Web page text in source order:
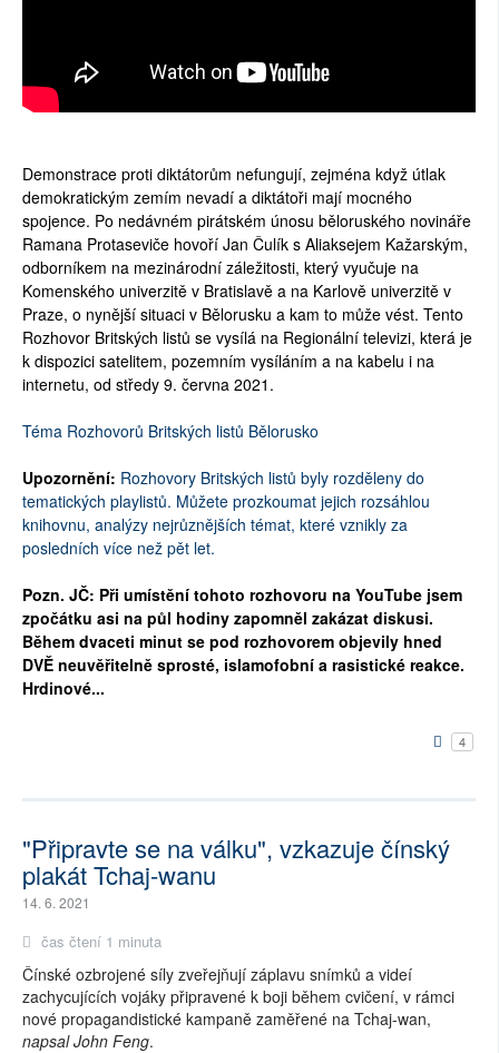
Demonstrace proti diktátorům nefungují, zejména když útlak
demokratickým zemím nevadí a diktátoři mají mocného
spojence. Po nedávném pirátském únosu běloruského novináře
Ramana Protaseviče hovoří Jan Čulík s Aliaksejem Kažarským,
odborníkem na mezinárodní záležitosti, který vyučuje na
Komenského univerzitě v Bratislavě a na Karlově univerzitě v
Praze, o nynější situaci v Bělorusku a kam to může vést. Tento
Rozhovor Britských listů se vysílá na Regionální televizi, která je
k dispozici satelitem, pozemním vysíláním a na kabelu i na
internetu, od středy 9. června 2021.
Téma Rozhovorů Britských listů Bělorusko
Upozornění: Rozhovory Britských listů byly rozděleny do
tematických playlistů. Můžete prozkoumat jejich rozsáhlou
knihovnu, analýzy nejrůznějších témat, které vznikly za
posledních více než pět let.
Pozn. JČ: Při umístění tohoto rozhovoru na YouTube jsem
zpočátku asi na půl hodiny zapomněl zakázat diskusi.
Během dvaceti minut se pod rozhovorem objevily hned
DVĚ neuvěřitelně sprosté, islamofobní a rasistické reakce.
Hrdinové...
4
"Připravte se na válku", vzkazuje čínský
plakát Tchaj-wanu
14. 6. 2021
čas čtení 1 minuta
Čínské ozbrojené síly zveřejňují záplavu snímků a videí
zachycujících vojáky připravené k boji během cvičení, v rámci
nové propagandistické kampaně zaměřené na Tchaj-wan,
napsal John Feng.